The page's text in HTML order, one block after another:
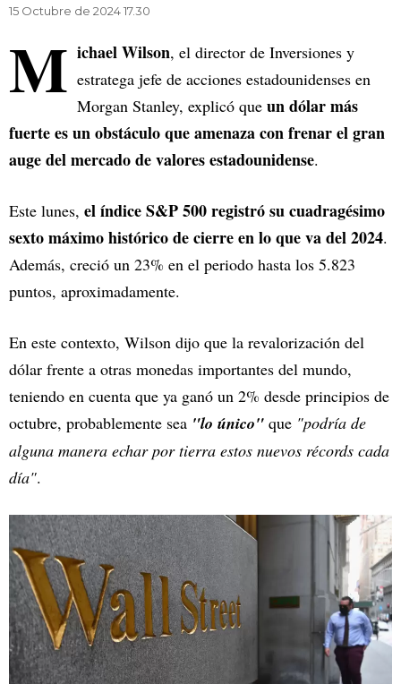
15 Octubre de 2024 17.30
M ichael Wilson, el director de Inversiones y
estratega jefe de acciones estadounidenses en
Morgan Stanley, explicó que un dólar más
fuerte es un obstáculo que amenaza con frenar el gran
auge del mercado de valores estadounidense.
Este lunes, el índice S&P 500 registró su cuadragésimo
sexto máximo histórico de cierre en lo que va del 2024.
Además, creció un 23% en el periodo hasta los 5.823
puntos, aproximadamente.
En este contexto, Wilson dijo que la revalorización del
dólar frente a otras monedas importantes del mundo,
teniendo en cuenta que ya ganó un 2% desde principios de
octubre, probablemente sea "lo único" que "podría de
alguna manera echar por tierra estos nuevos récords cada
día".